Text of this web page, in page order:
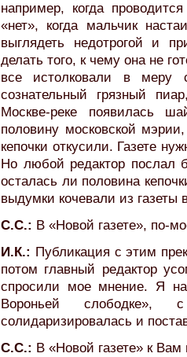
например, когда
«нет», когда мальчик
выглядеть недотрогой и
делать того, к чему она не
все истолковали в меру
сознательный грязный
Москве-реке появилась
половину московской
кепочки откусили. Газете
Но любой редактор послал
осталась ли половина
выдумки кочевали из газеты в
С.С.: В «Новой газете», по-
И.К.: Публикация с этим
потом главный редактор
спросили мое мнение. Я
Вороньей слободке»,
солидаризировалась и
С.С.: В «Новой газете» к